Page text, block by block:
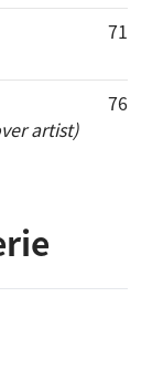
71
artist)
76